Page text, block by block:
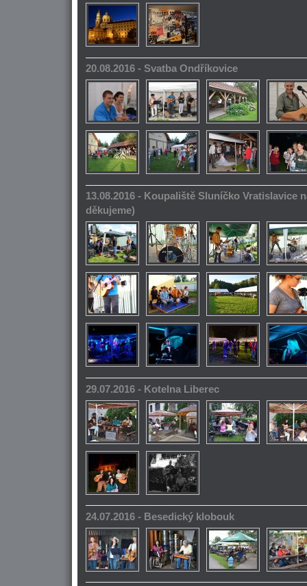
20.08.2016 - Svatba Ondříkovice
13.08.2016 - Koupaliště Sluníčko Vratislavice
děkujeme)
29.07.2016 - Kotelna Liberec
24.07.2016 - Besedický klobouk